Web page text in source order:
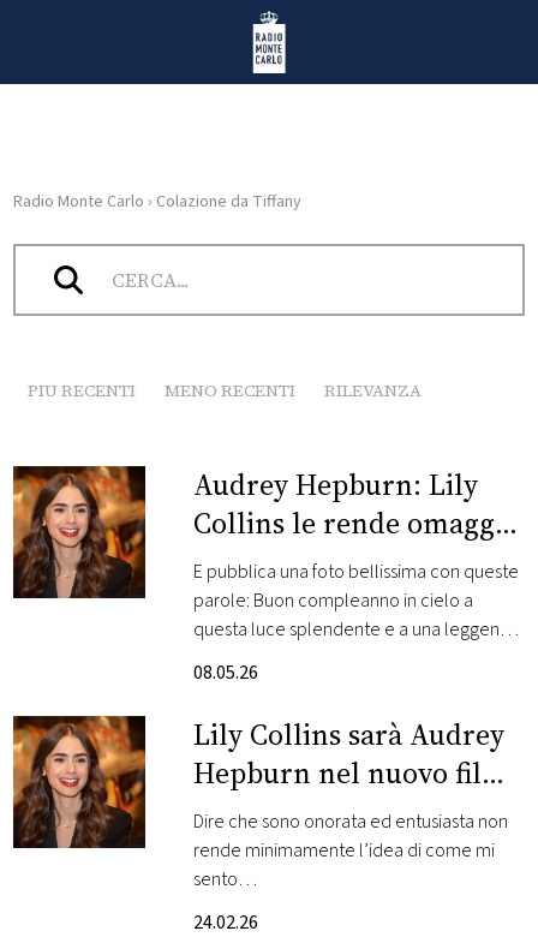
Radio Monte Carlo
HOME
RADIO
NEWS
FOTO
EVENTI
VIDEO
Radio Monte Carlo › Colazione da Tiffany
Tag:Colazione da Tiffany
PIU RECENTI MENO RECENTI RILEVANZA
Audrey Hepburn: Lily
Collins le rende omaggio
nel giorno del
compleanno
E pubblica una foto bellissima con queste
parole: Buon compleanno in cielo a
questa luce splendente e a una leggenda
08.05.26
Lily Collins sarà Audrey
Hepburn nel nuovo film
Colazione da Tiffany
Dire che sono onorata ed entusiasta non
rende minimamente l’idea di come mi
sento…
24.02.26